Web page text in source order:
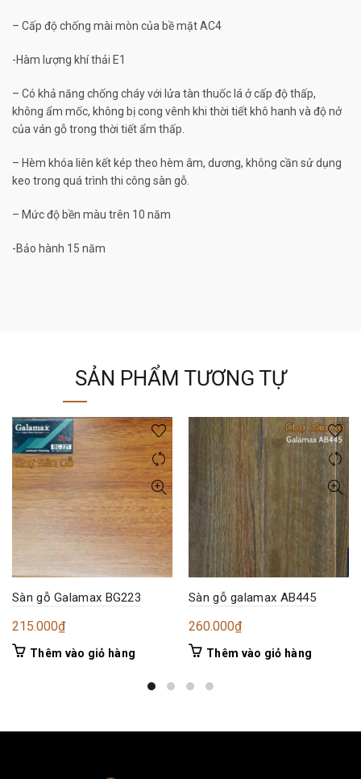
– Cấp độ chống mài mòn của bề mặt AC4
-Hàm lượng khí thải E1
– Có khả năng chống cháy với lửa tàn thuốc lá ở cấp độ thấp,
không ẩm mốc, không bị cong vênh khi thời tiết khô hanh và độ nở
của ván gỗ trong thời tiết ẩm thấp.
– Hèm khóa liên kết kép theo hèm âm, dương, không cần sử dụng
keo trong quá trình thi công sàn gỗ.
– Mức độ bền màu trên 10 năm
-Bảo hành 15 năm
SẢN PHẨM TƯƠNG TỰ
Sàn gỗ Galamax BG223
215.000₫
Thêm vào giỏ hàng
Sàn gỗ galamax AB445
260.000₫
Thêm vào giỏ hàng